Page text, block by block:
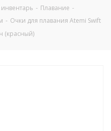
- Плавание -
- Очки для плавания Atemi Swift
(красный)